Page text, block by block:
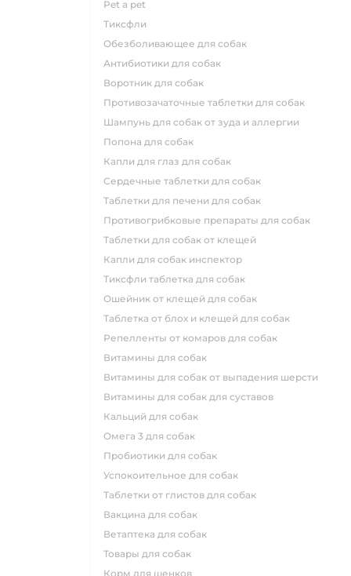
pet a pet
тиксфли
обезболивающее для собак
антибиотики для собак
воротник для собак
противозачаточные таблетки для собак
шампунь для собак от зуда и аллергии
попона для собак
капли для глаз для собак
сердечные таблетки для собак
таблетки для печени для собак
противогрибковые препараты для собак
таблетки для собак от клещей
капли для собак инспектор
тиксфли таблетка для собак
ошейник от клещей для собак
таблетка от блох и клещей для собак
репелленты от комаров для собак
витамины для собак
витамины для собак от выпадения шерсти
витамины для собак для суставов
кальций для собак
омега 3 для собак
пробиотики для собак
успокоительное для собак
таблетки от глистов для собак
вакцина для собак
ветаптека для собак
товары для собак
корм для щенков